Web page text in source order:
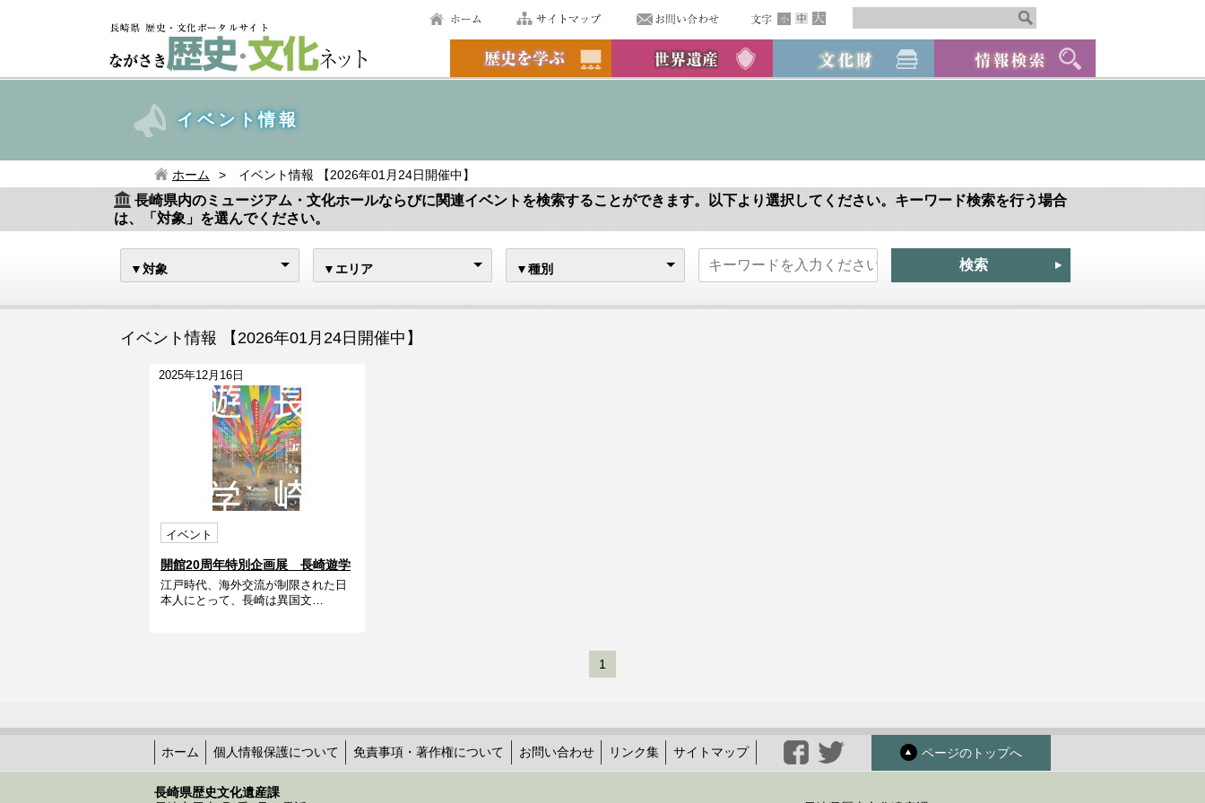
イベント情報
ホーム イベント情報 【2026年01月24日開催中】
長崎県内のミュージアム・文化ホールならびに関連イベントを検索することができます。以下より選択してください。キーワード検索を行う場合
は、「対象」を選んでください。
▼対象 ▼エリア ▼種別
イベント情報 【2026年01月24日開催中】
2025年12月16日
イベント
開館20周年特別企画展 長崎遊学
江戸時代、海外交流が制限された日
本人にとって、長崎は異国文…
1
ホーム 個人情報保護について 免責事項・著作権について お問い合わせ リンク集 サイトマップ ページのトップへ
長崎県歴史文化遺産課